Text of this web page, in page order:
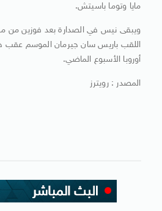
مايا وتوما باسيتش.
ويبقى نيس في الصدارة بعد فوزين من
اللقب باريس سان جيرمان الموسم عقب
أوروبا الأسبوع الماضي.
المصدر : رويترز